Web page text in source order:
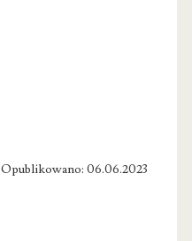
Opublikowano: 06.06.2023